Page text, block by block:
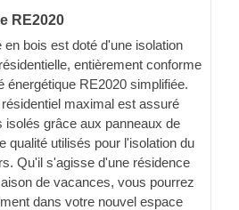
RE2020
bois est doté d'une isolation
entièrement conforme
énergétique RE2020 simplifiée.
maximal est assuré
isolés grâce aux panneaux de
qualité utilisés pour l'isolation du
Qu'il s'agisse d'une résidence
de vacances, vous pourrez
dans votre nouvel espace